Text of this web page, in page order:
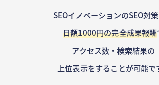
SEOイノベーションのSEO対策
日額1000円の完全成果報酬
アクセス数・検索結果の
上位表示をすることが可能で